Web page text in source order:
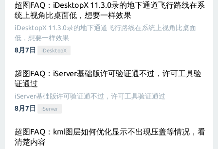
超图FAQ：iDesktopX 11.3.0录的地下通道飞行路线在系
统上视角比桌面低，想要一样效果
iDesktopX 11.3.0录的地下通道飞行路线在系统上视角比桌面
低，想要一样效果
8月7日
iDesktopX
超图FAQ：iServer基础版许可验证通不过，许可工具验
证通过
iServer基础版许可验证通不过，许可工具验证通过
8月7日
iServer
超图FAQ：kml图层如何优化显示不出现压盖等情况，看
清楚内容